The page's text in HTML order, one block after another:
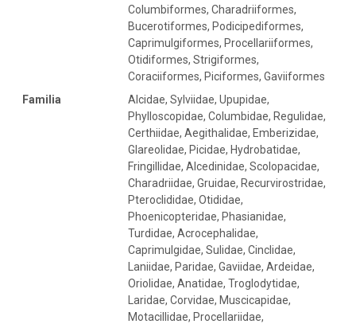
Columbiformes, Charadriiformes,
Bucerotiformes, Podicipediformes,
Caprimulgiformes, Procellariiformes,
Otidiformes, Strigiformes,
Coraciiformes, Piciformes, Gaviiformes
Familia
Alcidae, Sylviidae, Upupidae,
Phylloscopidae, Columbidae, Regulidae,
Certhiidae, Aegithalidae, Emberizidae,
Glareolidae, Picidae, Hydrobatidae,
Fringillidae, Alcedinidae, Scolopacidae,
Charadriidae, Gruidae, Recurvirostridae,
Pteroclididae, Otididae,
Phoenicopteridae, Phasianidae,
Turdidae, Acrocephalidae,
Caprimulgidae, Sulidae, Cinclidae,
Laniidae, Paridae, Gaviidae, Ardeidae,
Oriolidae, Anatidae, Troglodytidae,
Laridae, Corvidae, Muscicapidae,
Motacillidae, Procellariidae,